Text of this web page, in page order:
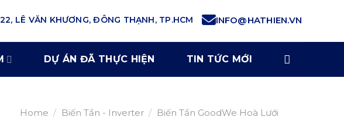
LÊ VĂN KHƯƠNG, ĐÔNG THẠNH, TP.HCM INFO@HATHIEN.VN
DỰ ÁN ĐÃ THỰC HIỆN TIN TỨC MỚI
Home / Biến Tần - Inverter / Biến Tần GoodWe Hoà Lưới